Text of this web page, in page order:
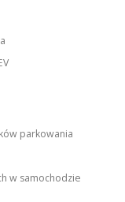
parkowania
w samochodzie